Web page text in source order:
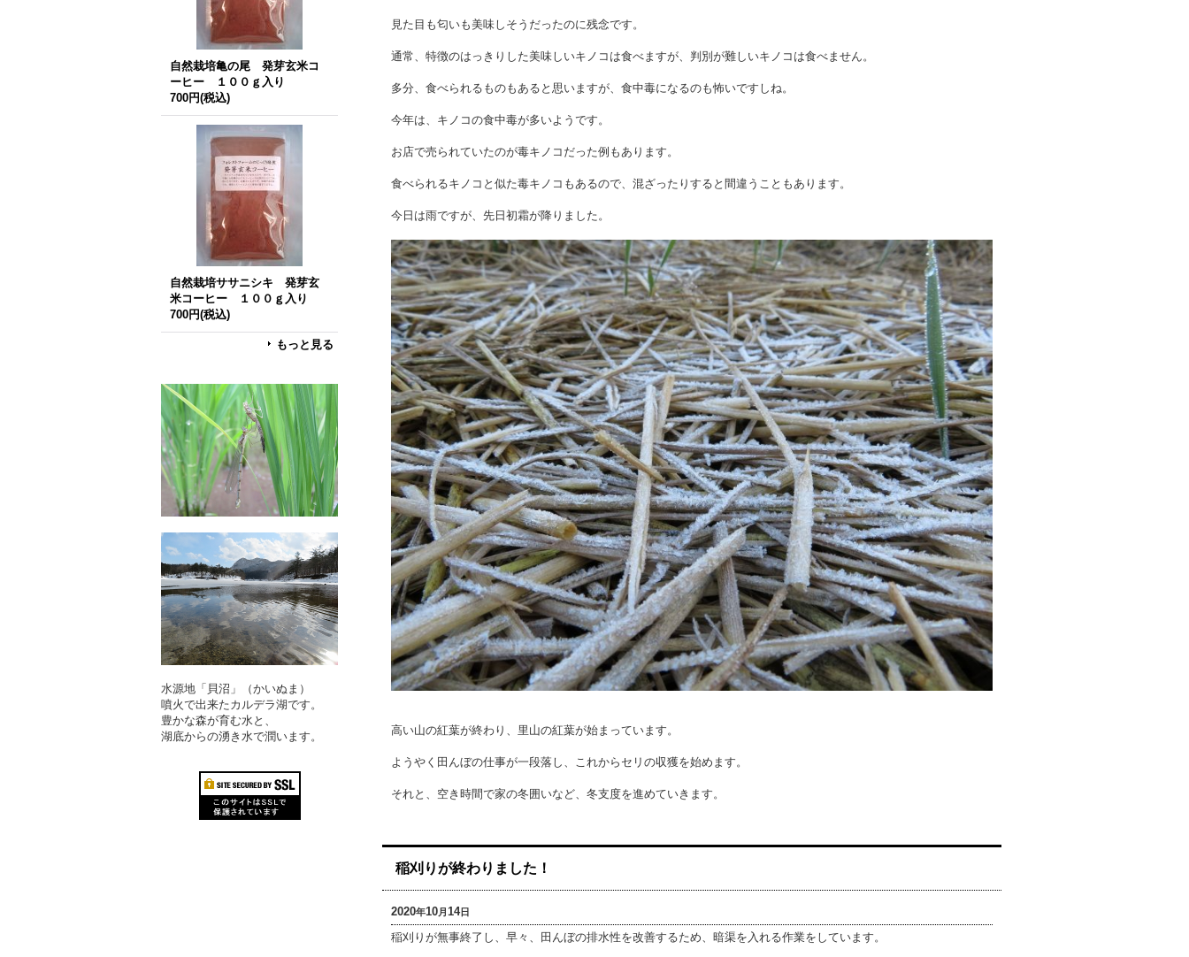
自然栽培亀の尾 発芽玄米コ
ーヒー １００ｇ入り
700円(税込)
自然栽培ササニシキ 発芽玄
米コーヒー １００ｇ入り
700円(税込)
もっと見る
水源地「貝沼」（かいぬま）
噴火で出来たカルデラ湖です。
豊かな森が育む水と、
湖底からの湧き水で潤います。
見た目も匂いも美味しそうだったのに残念です。
通常、特徴のはっきりした美味しいキノコは食べますが、判別が難しいキノコは食べません。
多分、食べられるものもあると思いますが、食中毒になるのも怖いですしね。
今年は、キノコの食中毒が多いようです。
お店で売られていたのが毒キノコだった例もあります。
食べられるキノコと似た毒キノコもあるので、混ざったりすると間違うこともあります。
今日は雨ですが、先日初霜が降りました。
高い山の紅葉が終わり、里山の紅葉が始まっています。
ようやく田んぼの仕事が一段落し、これからセリの収獲を始めます。
それと、空き時間で家の冬囲いなど、冬支度を進めていきます。
稲刈りが終わりました！
2020年10月14日
稲刈りが無事終了し、早々、田んぼの排水性を改善するため、暗渠を入れる作業をしています。